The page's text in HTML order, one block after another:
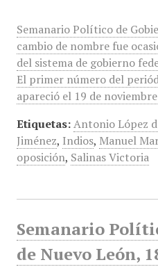
Semanario Político de
cambio de nombre fue
del sistema de gobierno
El primer número del
apareció el 19 de
Etiquetas: Antonio López
Jiménez, Indios, Manuel
oposición, Salinas Victoria
Semanario
de Nuevo León,